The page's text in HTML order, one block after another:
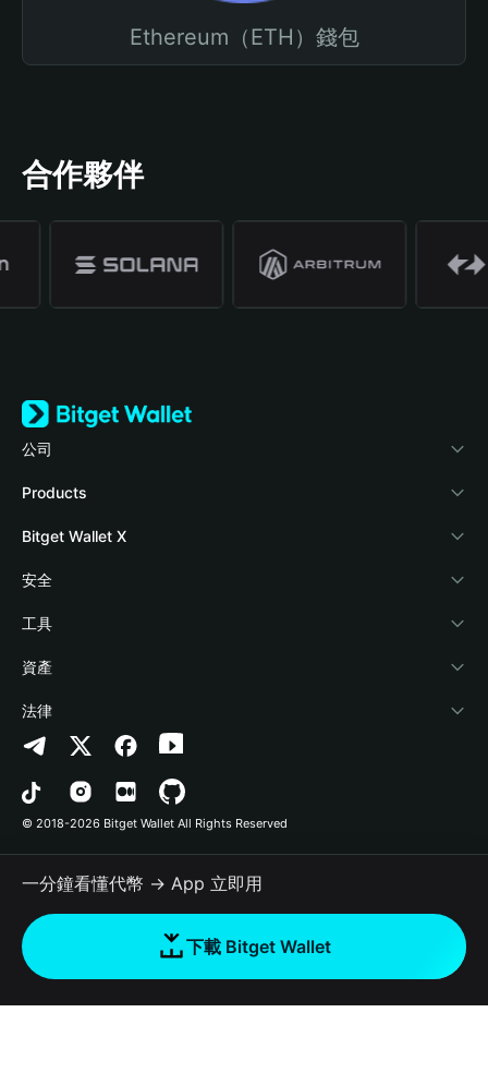
Ethereum（ETH）錢包
合作夥伴
公司
關於 Bitget Wallet
部落格
學院
加密資訊
幫助中心
‌聯繫我們
品牌資源
工作機會
Products
Crypto Card
Stablecoin Earn
Payfi Crypto
Crypto Swap API
Altcoin Season Index
Prediction Markets
DApp
RWA
如何購買加密貨幣
Bitget Wallet X
開發者文件
連接錢包
Bitget Wallet Pay
合作上架
安全
風險保障基金
安全防護技術
工具
快捷買幣
授權檢測
合約檢測
批次轉帳
資產
Arbitrum
Avalanche
Bitcoin
Polygon
法律
隱私協議
用戶使用協議
© 2018-2026 Bitget Wallet All Rights Reserved
一分鐘看懂代幣 → App 立即用
下載 Bitget Wallet